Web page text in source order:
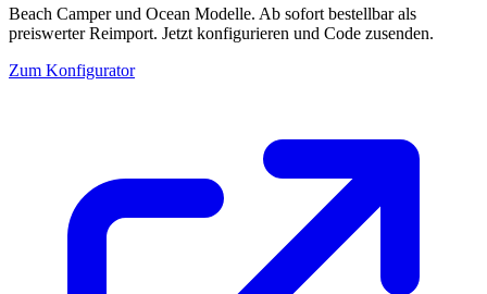
Beach Camper und Ocean Modelle. Ab sofort bestellbar als
preiswerter Reimport. Jetzt konfigurieren und Code zusenden.
Zum Konfigurator